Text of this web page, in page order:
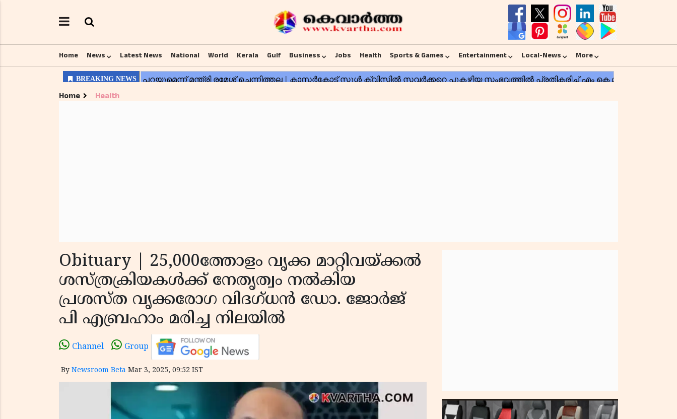
Home News Latest News National World Kerala Gulf Business Jobs Health Sports & Games Entertainment Local-News More
Home Health
Obituary | 25,000ത്തോളം വൃക്ക മാറ്റിവയ്ക്കൽ
ശസ്ത്രക്രിയകൾക്ക് നേതൃത്വം നൽകിയ
പ്രശസ്ത‌ വൃക്കരോഗ വിദഗ്‌ധൻ ഡോ. ജോർജ്
പി എബ്രഹാം മരിച്ച നിലയിൽ
Channel Group
By Newsroom Beta Mar 3, 2025, 09:52 IST